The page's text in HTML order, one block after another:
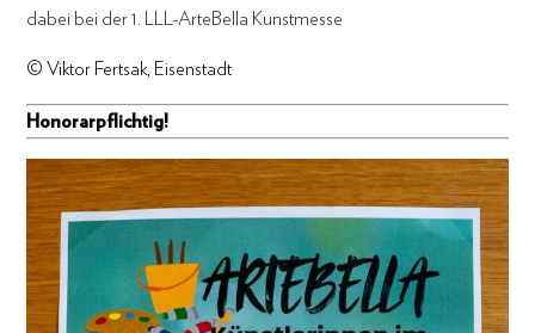
dabei bei der 1. LLL-ArteBella Kunstmesse
© Viktor Fertsak, Eisenstadt
Honorarpflichtig!